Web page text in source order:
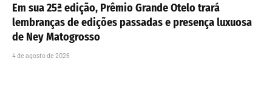
Em sua 25ª edição, Prêmio Grande Otelo trará
lembranças de edições passadas e presença luxuosa
de Ney Matogrosso
4 de agosto de 2026